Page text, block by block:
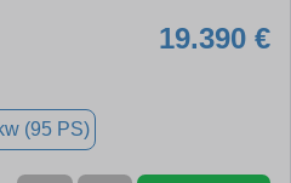
19.390 €
(95 PS)